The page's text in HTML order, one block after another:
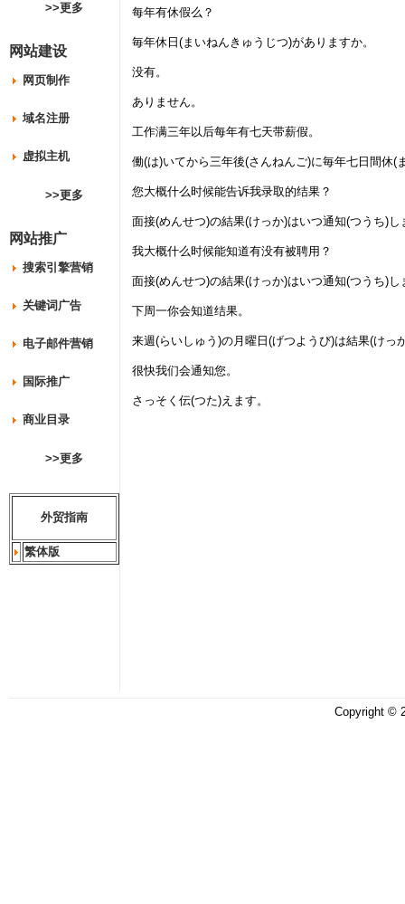
>>更多
网站建设
网页制作
域名注册
虚拟主机
>>更多
网站推广
搜索引擎营销
关键词广告
电子邮件营销
国际推广
商业目录
>>更多
外贸指南
繁体版
每年有休假么？
毎年休日(まいねんきゅうじつ)がありますか。
没有。
ありません。
工作满三年以后每年有七天带薪假。
働(は)いてから三年後(さんねんご)に毎年七日間休(
您大概什么时候能告诉我录取的结果？
面接(めんせつ)の結果(けっか)はいつ通知(つうち)し
我大概什么时候能知道有没有被聘用？
面接(めんせつ)の結果(けっか)はいつ通知(つうち)し
下周一你会知道结果。
来週(らいしゅう)の月曜日(げつようび)は結果(けっ
很快我们会通知您。
さっそく伝(つた)えます。
Copyright ©